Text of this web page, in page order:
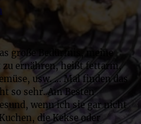
große Bedürfnis, meine
zu ernähren, heißt fettarm,
usw. … Mal finden das
so sehr. Am Besten
wenn ich sie gar nicht
die Kekse oder